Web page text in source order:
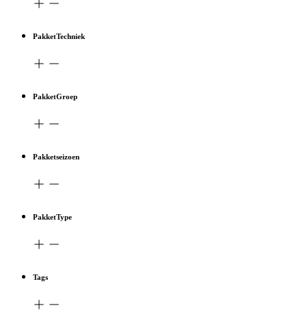
PakketTechniek
PakketGroep
Pakketseizoen
PakketType
Tags